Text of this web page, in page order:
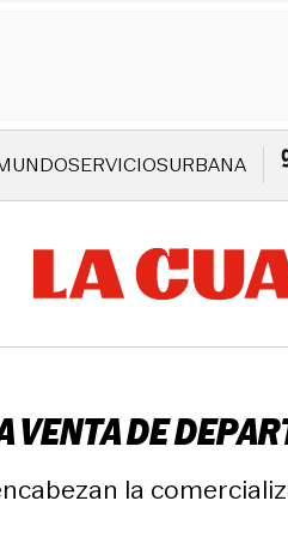
SERVICIOSURBANA
DE
la